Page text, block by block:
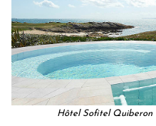
Hôtel Sofitel Quiberon